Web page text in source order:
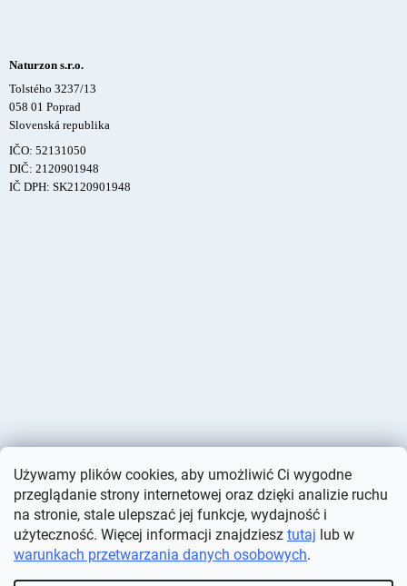
Używamy plików cookies, aby umożliwić Ci wygodne
przeglądanie strony internetowej oraz dzięki analizie ruchu
na stronie, stale ulepszać jej funkcje, wydajność i
użyteczność. Więcej informacji znajdziesz tutaj lub w
warunkach przetwarzania danych osobowych.
Naturzon s.r.o.
Tolstého 3237/13
058 01 Poprad
Slovenská republika
IČO: 52131050
DIČ: 2120901948
IČ DPH: SK2120901948